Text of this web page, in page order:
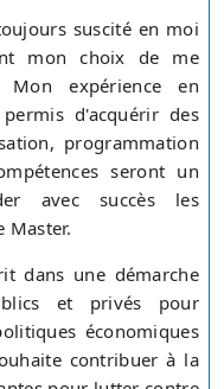
suscité en moi
mon choix de me
Mon expérience en
d'acquérir des
programmation
seront un
avec succès les
Master.
dans une démarche
et privés pour
économiques
contribuer à la